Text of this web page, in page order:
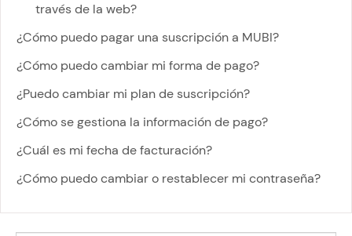
través de la web?
¿Cómo puedo pagar una suscripción a MUBI?
¿Cómo puedo cambiar mi forma de pago?
¿Puedo cambiar mi plan de suscripción?
¿Cómo se gestiona la información de pago?
¿Cuál es mi fecha de facturación?
¿Cómo puedo cambiar o restablecer mi contraseña?